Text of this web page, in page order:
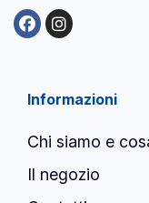
Informazioni
Chi siamo e
Il negozio